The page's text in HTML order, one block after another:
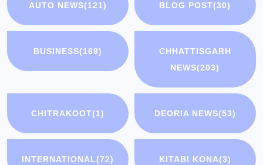
AUTO NEWS(121) BLOG POST(30)
BUSINESS(169)
CHHATTISGARH
NEWS(203)
CHITRAKOOT(1) DEORIA NEWS(53)
INTERNATIONAL(72) KITABI KONA(3)